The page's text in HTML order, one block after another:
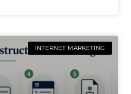
INTERNET MARKETING